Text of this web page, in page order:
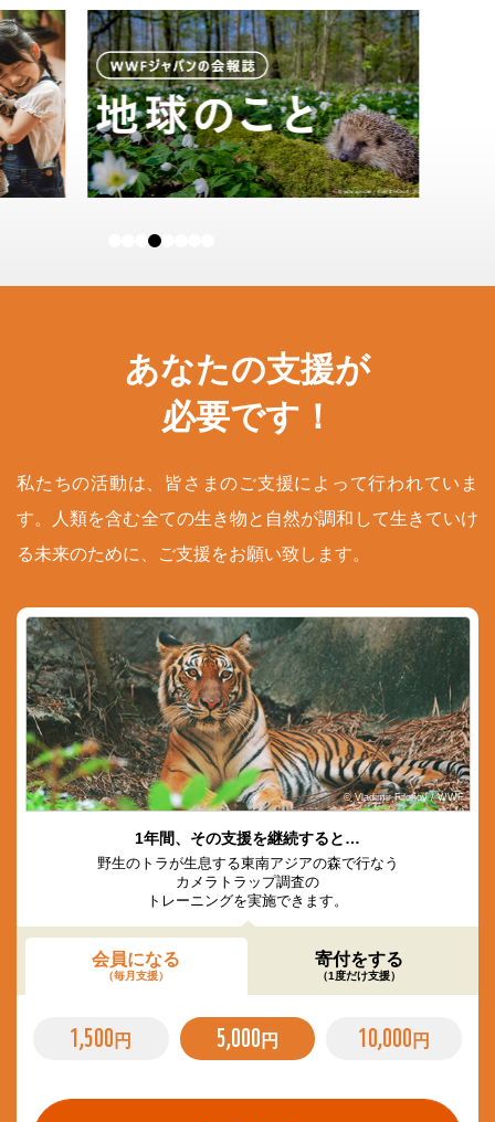
あなたの支援が
必要です！
私たちの活動は、皆さまのご支援によって行われていま
す。人類を含む全ての生き物と自然が調和して生きていけ
る未来のために、ご支援をお願い致します。
© Vladimir Filonov / WWF
1年間、その支援を継続すると…
野生のトラが生息する東南アジアの森で行なう
カメラトラップ調査の
トレーニングを実施できます。
会員になる
（毎月支援）
寄付をする
（1度だけ支援）
1,500 円 5,000 円 10,000 円